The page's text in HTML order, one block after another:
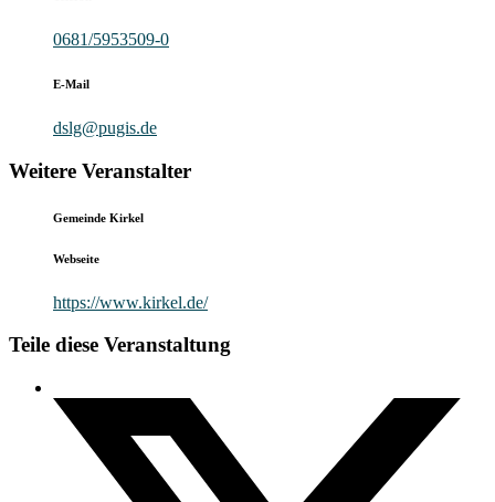
0681/5953509-0
E-Mail
dslg@pugis.de
Weitere Veranstalter
Gemeinde Kirkel
Webseite
https://www.kirkel.de/
Teile diese Veranstaltung